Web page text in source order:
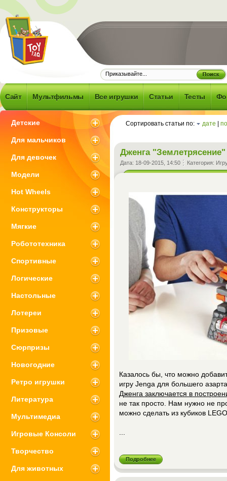
Question -
игрушках и
с ними
Сайт Мультфильмы Все игрушки Статьи Тесты
Сортировать статьи по: дате
Дженга "Землетрясение"
Дата: 18-09-2015, 14:50 Категория:
Казалось бы, что можно
игру Jenga для большего
Дженга заключается в
не так просто. Нам нужно не
можно сделать из кубиков
...
Подробнее
Детские
Для мальчиков
Для девочек
Модели
Hot Wheels
Конструкторы
Мягкие
Робототехника
Спортивные
Логические
Настольные
Лотереи
Призовые
Сюрпризы
Новогодние
Ретро игрушки
Литература
Мультимедиа
Игровые Консоли
Творчество
Для животных